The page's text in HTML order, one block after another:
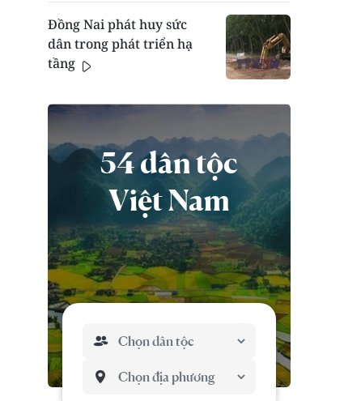
Đồng Nai phát huy sức
dân trong phát triển hạ
tầng
54 dân tộc
Việt Nam